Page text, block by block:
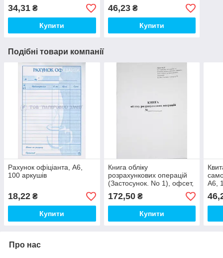
34,31 ₴
Купити
46,23₴
Купити
Подібні товари компанії
Рахунок офіціанта, А6,
100 аркушів
18,22 ₴
Купити
Книга обліку
розрахункових операцій
(Застосунок. No 1), офсет,
172,50₴
Купити
А6,
Про нас